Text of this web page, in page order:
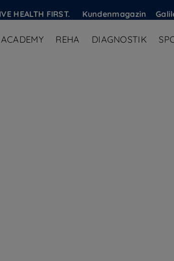
HEALTH FIRST. Kundenmagazin
ACADEMY REHA DIAGNOSTIK